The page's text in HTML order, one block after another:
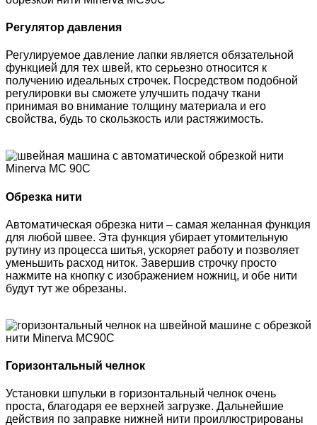
Регулятор давления
Регулируемое давление лапки является обязательной
функцией для тех швей, кто серьезно относится к
получению идеальных строчек. Посредством подобной
регулировки вы сможете улучшить подачу ткани
принимая во внимание толщину материала и его
свойства, будь то скользкость или растяжимость.
Обрезка нити
Автоматическая обрезка нити – самая желанная функция
для любой швее. Эта функция убирает утомительную
рутину из процесса шитья, ускоряет работу и позволяет
уменьшить расход ниток. Завершив строчку просто
нажмите на кнопку с изображением ножниц, и обе нити
будут тут же обрезаны.
Горизонтальный челнок
Установки шпульки в горизонтальный челнок очень
проста, благодаря ее верхней загрузке. Дальнейшие
действия по заправке нижней нити проиллюстрированы